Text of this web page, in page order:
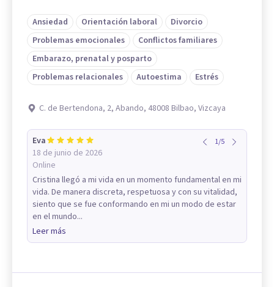
Ansiedad Orientación laboral
Divorcio
Problemas emocionales
Conflictos familiares
Embarazo, prenatal y posparto
Problemas relacionales
Autoestima Estrés
C. de Bertendona, 2, Abando, 48008 Bilbao, Vizcaya
Eva
18 de junio de 2026
Online
1/5
Cristina llegó a mi vida en un momento fundamental en mi
vida. De manera discreta, respetuosa y con su vitalidad,
siento que se fue conformando en mi un modo de estar
en el mundo...
Leer más